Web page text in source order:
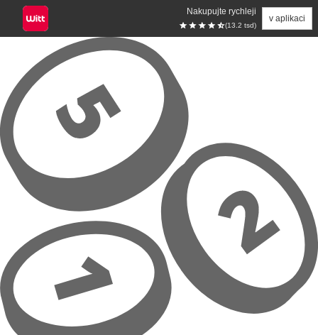
Nakupujte rychleji
(13.2 tsd)
v aplikaci
Přeskočit na hlavní obsah